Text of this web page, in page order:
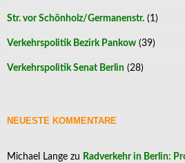
Str. vor Schönholz/Germanenstr. (1)
Verkehrspolitik Bezirk Pankow (39)
Verkehrspolitik Senat Berlin (28)
NEUESTE KOMMENTARE
Michael Lange zu Radverkehr in Berlin: